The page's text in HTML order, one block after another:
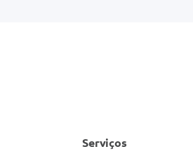
Serviços